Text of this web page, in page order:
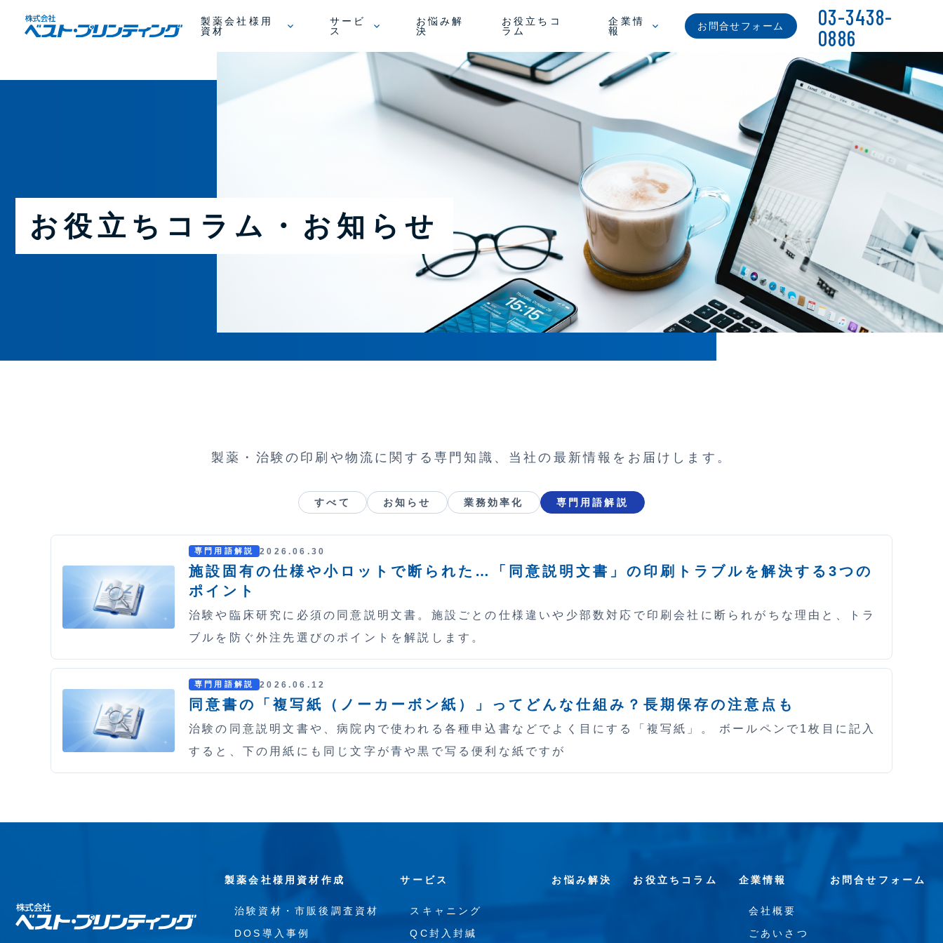
製薬会社様用
資材
サービ
ス
お悩み解
決
お役立ちコ
ラム
企業情
報
お問合せフォーム
03-3438-
0886
お役立ちコラム・お知らせ
製薬・治験の印刷や物流に関する専門知識、当社の最新情報をお届けします。
すべて お知らせ 業務効率化 専門用語解説
専門用語解説 2026.06.30
施設固有の仕様や小ロットで断られた…「同意説明文書」の印刷トラブルを解決する3つの
ポイント
治験や臨床研究に必須の同意説明文書。施設ごとの仕様違いや少部数対応で印刷会社に断られがちな理由と、トラ
ブルを防ぐ外注先選びのポイントを解説します。
専門用語解説 2026.06.12
同意書の「複写紙（ノーカーボン紙）」ってどんな仕組み？長期保存の注意点も
治験の同意説明文書や、病院内で使われる各種申込書などでよく目にする「複写紙」。 ボールペンで1枚目に記入
すると、下の用紙にも同じ文字が青や黒で写る便利な紙ですが
製薬会社様用資材作成
治験資材・市販後調査資材
DOS導入事例
サービス
スキャニング
QC封入封緘
お悩み解決 お役立ちコラム 企業情報
会社概要
ごあいさつ
お問合せフォーム